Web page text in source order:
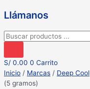
Llámanos
Búsqueda
productos
S/ 0.00 0 Carrito
Inicio / Marcas / Deep Cool
(5 gramos)